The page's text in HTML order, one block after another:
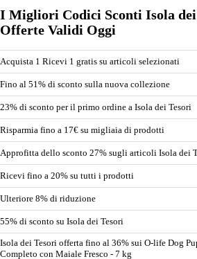
I Migliori Codici Sconti Isola
Offerte Validi Oggi
Acquista 1 Ricevi 1 gratis su articoli selezionati
Fino al 51% di sconto sulla nuova collezione
23% di sconto per il primo ordine a Isola dei Tesori
Risparmia fino a 17€ su migliaia di prodotti
Approfitta dello sconto 27% sugli articoli Isola dei
Ricevi fino a 20% su tutti i prodotti
Ulteriore 8% di riduzione
55% di sconto su Isola dei Tesori
Isola dei Tesori offerta fino al 36% sui O-life Dog
Completo con Maiale Fresco - 7 kg